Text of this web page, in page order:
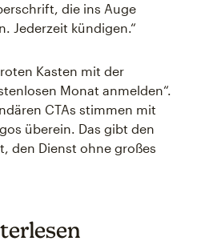
die ins Auge
Jederzeit kündigen.“
Kasten mit der
Monat anmelden“.
CTAs stimmen mit
überein. Das gibt den
den Dienst ohne großes